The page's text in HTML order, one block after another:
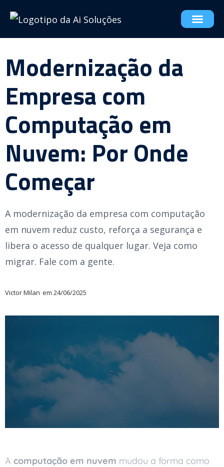
Modernização da
Empresa com
Computação em
Nuvem: Por Onde
Começar
A modernização da empresa com computação
em nuvem reduz custo, reforça a segurança e
libera o acesso de qualquer lugar. Veja como
migrar. Fale com a gente.
Victor Milan em 24/06/2025
A computação em nuvem mudou a forma como